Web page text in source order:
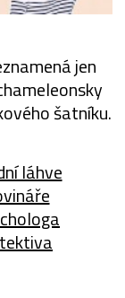
jen
šatníku.
láhve